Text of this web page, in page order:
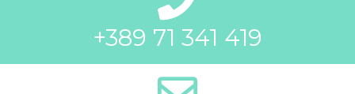
+389 71 341 419